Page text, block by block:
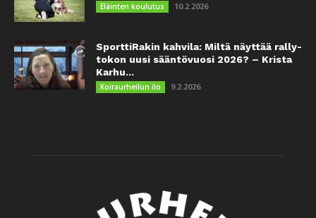
Eläinten koulutus 10.2.2026
SporttiRakin kahvila: Miltä näyttää rally-
tokon uusi sääntövuosi 2026? – Krista
Karhu...
Koiraurheilun ilo 9.2.2026